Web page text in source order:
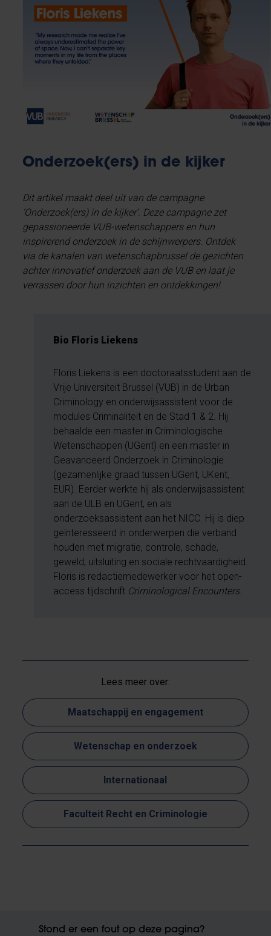
Onderzoek(ers) in de kijker
Dit artikel maakt deel uit van de campagne
‘Onderzoek(ers) in de kijker’. Deze campagne zet
gepassioneerde VUB-wetenschappers en hun
inspirerend onderzoek in de schijnwerpers. Ontdek
via de kanalen van wetenschapbrussel de gezichten
achter innovatief onderzoek aan de VUB en laat je
verrassen door hun inzichten en ontdekkingen!
Bio Floris Liekens
Floris Liekens is een doctoraatsstudent aan de
Vrije Universiteit Brussel (VUB) in de Urban
Criminology en onderwijsassistent voor de
modules Criminaliteit en de Stad 1 & 2. Hij
behaalde een master in Criminologische
Wetenschappen (UGent) en een master in
Geavanceerd Onderzoek in Criminologie
(gezamenlijke graad tussen UGent, UKent,
EUR). Eerder werkte hij als onderwijsassistent
aan de ULB en UGent, en als
onderzoeksassistent aan het NICC. Hij is diep
geïnteresseerd in onderwerpen die verband
houden met migratie, controle, schade,
geweld, uitsluiting en sociale rechtvaardigheid.
Floris is redactiemedewerker voor het open-
access tijdschrift Criminological Encounters.
Lees meer over:
Maatschappij en engagement
Wetenschap en onderzoek
Internationaal
Faculteit Recht en Criminologie
Stond er een fout op deze pagina?